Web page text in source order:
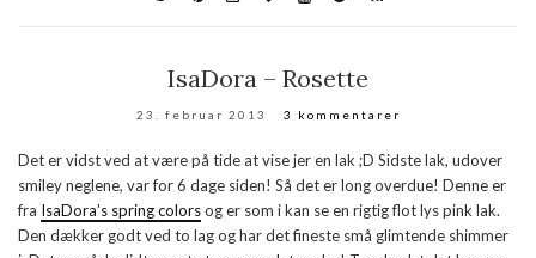
IsaDora – Rosette
23. februar 2013 3 kommentarer
Det er vidst ved at være på tide at vise jer en lak ;D Sidste lak, udover
smiley neglene, var for 6 dage siden! Så det er long overdue! Denne er
fra IsaDora’s spring colorsog er som i kan se en rigtig flot lys pink lak.
Den dækker godt ved to lag og har det fineste små glimtende shimmer